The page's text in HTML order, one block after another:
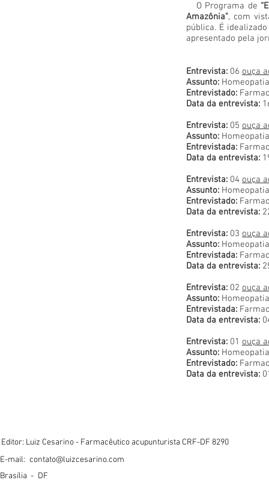
O Programa de
Amazônia", com
pública. É
apresentado pela
Entrevista: 06 ouça
Assunto:
Entrevistado:
Data da entrevista:
Entrevista: 05 ouça
Assunto:
Entrevistada:
Data da entrevista:
Entrevista: 04 ouça
Assunto:
Entrevistado:
Data da entrevista:
Entrevista: 03 ouça
Assunto:
Entrevistada:
Data da entrevista:
Entrevista: 02 ouça
Assunto:
Entrevistada:
Data da entrevista:
Entrevista: 01 ouça
Assunto:
Entrevistado:
Data da entrevista:
Editor: Luiz Cesarino - Farmacêutico acupunturista CRF-DF 8290
E-mail: contato@luizcesarino.com
Brasília - DF